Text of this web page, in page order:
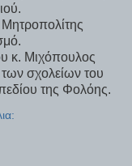
κ. Μιχόπουλος
σχολείων του
της Φολόης.